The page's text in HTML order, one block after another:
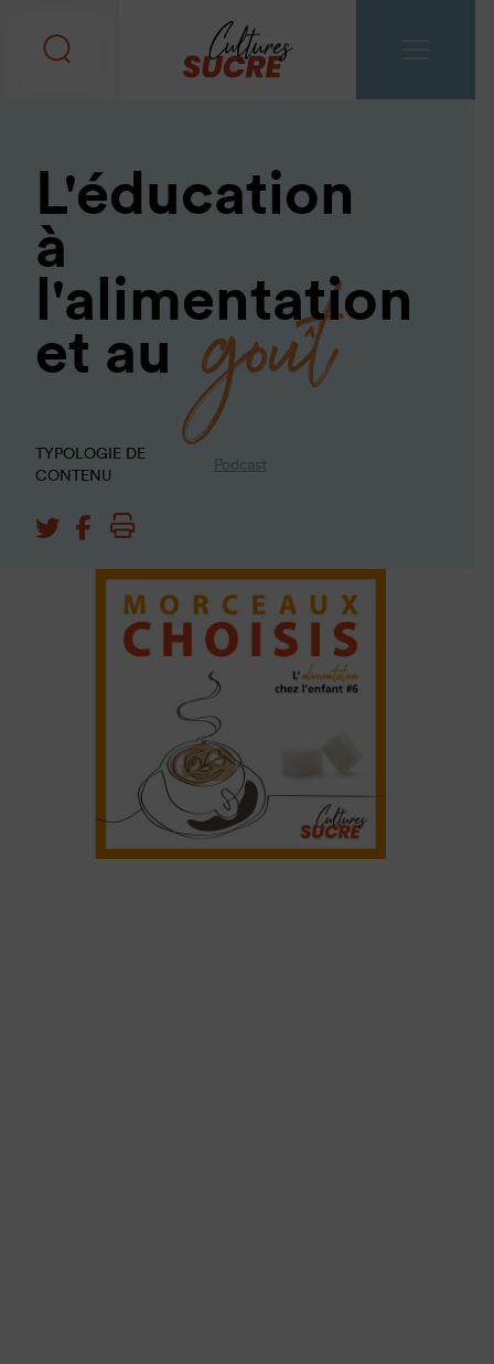
L'éducation
à
l'alimentation
et au
goût
TYPOLOGIE DE
CONTENU
Podcast